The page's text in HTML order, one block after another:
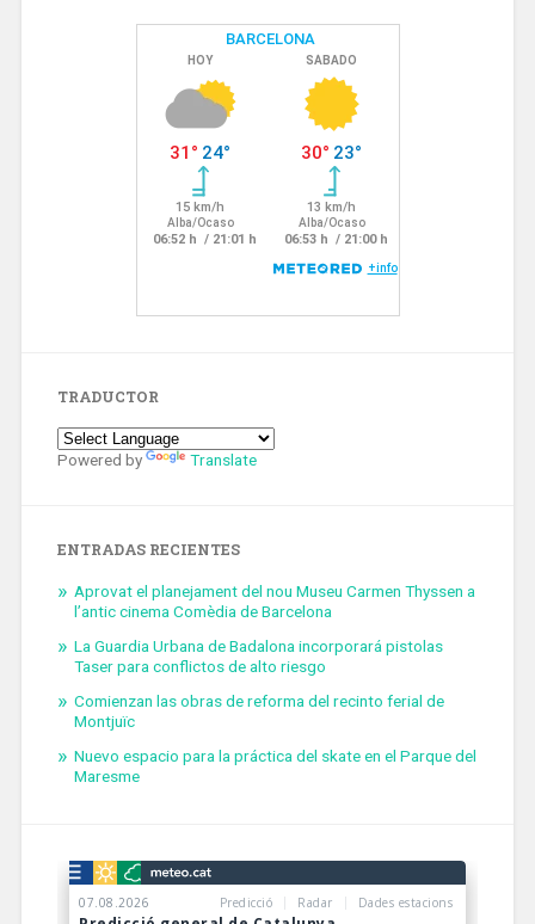
TRADUCTOR
Powered by Translate
ENTRADAS RECIENTES
Aprovat el planejament del nou Museu Carmen Thyssen a
l’antic cinema Comèdia de Barcelona
La Guardia Urbana de Badalona incorporará pistolas
Taser para conflictos de alto riesgo
Comienzan las obras de reforma del recinto ferial de
Montjuïc
Nuevo espacio para la práctica del skate en el Parque del
Maresme